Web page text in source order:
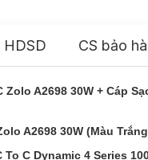
HDSD CS bảo
A2698 30W + Cáp
A2698 30W (Màu
C Dynamic 4 Series